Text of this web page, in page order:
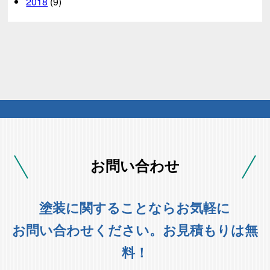
お問い合わせ
塗装に関することならお気軽に
お問い合わせください。お見積もりは無
料！